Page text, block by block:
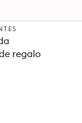
regalo